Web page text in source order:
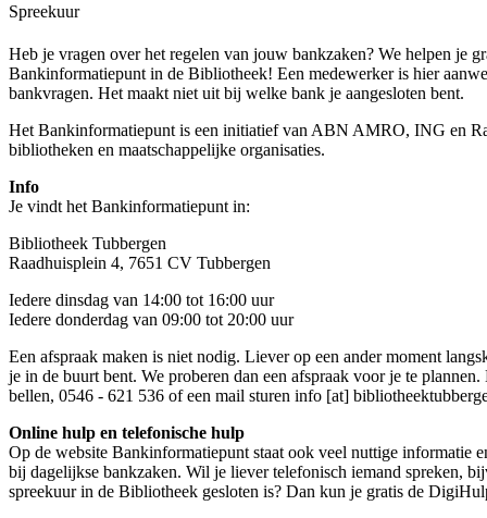
Spreekuur
Heb je vragen over het regelen van jouw bankzaken? We helpen je
Bankinformatiepunt in de Bibliotheek! Een medewerker is hier
bankvragen. Het maakt niet uit bij welke bank je aangesloten bent.
Het Bankinformatiepunt is een initiatief van ABN AMRO, ING en
bibliotheken en maatschappelijke organisaties.
Info
Je vindt het Bankinformatiepunt in:
Bibliotheek Tubbergen
Raadhuisplein 4, 7651 CV Tubbergen
Iedere dinsdag van 14:00 tot 16:00 uur
Iedere donderdag van 09:00 tot 20:00 uur
Een afspraak maken is niet nodig. Liever op een ander moment
je in de buurt bent. We proberen dan een afspraak voor je te
bellen, 0546 - 621 536 of een mail sturen info [at]
Online hulp en telefonische hulp
Op de website Bankinformatiepunt staat ook veel nuttige informatie
bij dagelijkse bankzaken. Wil je liever telefonisch iemand spreken,
spreekuur in de Bibliotheek gesloten is? Dan kun je gratis de